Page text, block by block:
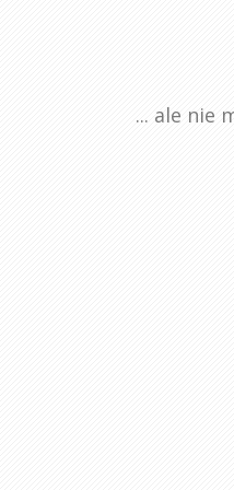
... ale nie